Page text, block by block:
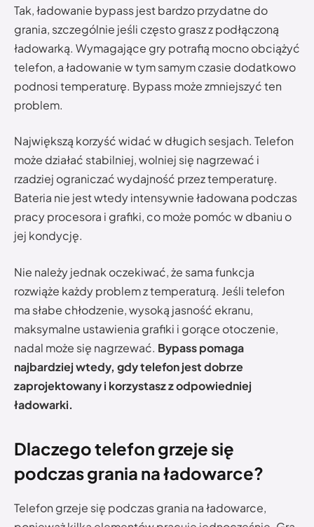
Tak, ładowanie bypass jest bardzo przydatne do
grania, szczególnie jeśli często grasz z podłączoną
ładowarką. Wymagające gry potrafią mocno obciążyć
telefon, a ładowanie w tym samym czasie dodatkowo
podnosi temperaturę. Bypass może zmniejszyć ten
problem.
Największą korzyść widać w długich sesjach. Telefon
może działać stabilniej, wolniej się nagrzewać i
rzadziej ograniczać wydajność przez temperaturę.
Bateria nie jest wtedy intensywnie ładowana podczas
pracy procesora i grafiki, co może pomóc w dbaniu o
jej kondycję.
Nie należy jednak oczekiwać, że sama funkcja
rozwiąże każdy problem z temperaturą. Jeśli telefon
ma słabe chłodzenie, wysoką jasność ekranu,
maksymalne ustawienia grafiki i gorące otoczenie,
nadal może się nagrzewać. Bypass pomaga
najbardziej wtedy, gdy telefon jest dobrze
zaprojektowany i korzystasz z odpowiedniej
ładowarki.
Dlaczego telefon grzeje się
podczas grania na ładowarce?
Telefon grzeje się podczas grania na ładowarce,